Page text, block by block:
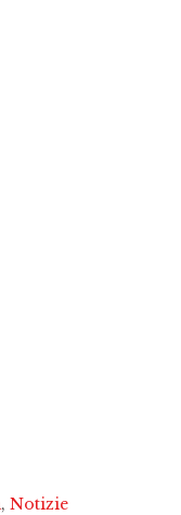
, Notizie